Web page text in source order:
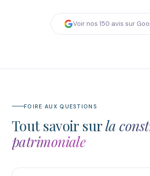
Voir nos 150 avis sur
FOIRE AUX QUESTIONS
Tout savoir surla
patrimoniale